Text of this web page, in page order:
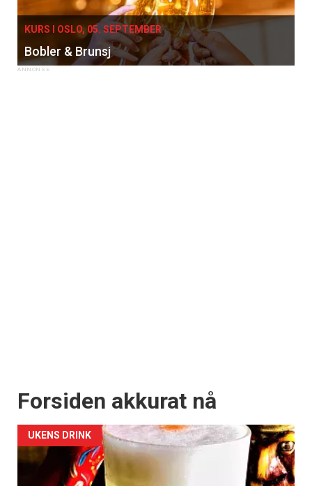
KURS I OSLO, 05. SEPTEMBER
Bobler & Brunsj
Forsiden akkurat nå
UKENS DRINK